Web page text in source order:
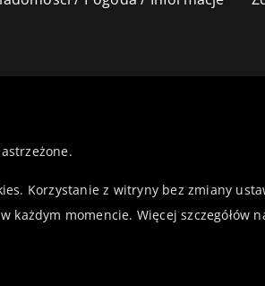
Korzystanie z witryny bez zmiany
każdym momencie. Więcej szczegółów